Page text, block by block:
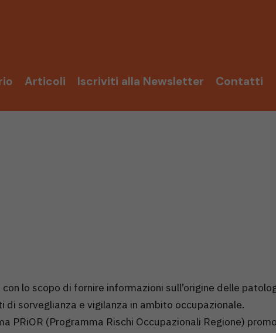
Articoli Iscriviti alla Newsletter Contatti
lo scopo di fornire informazioni sull’origine delle
sorveglianza e vigilanza in ambito occupazionale.
PRiOR (Programma Rischi Occupazionali Regione)